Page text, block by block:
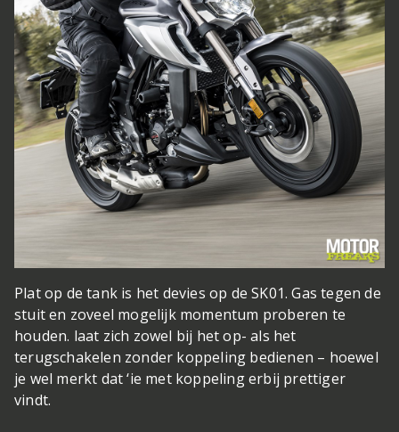
Plat op de tank is het devies op de SK01. Gas tegen de
stuit en zoveel mogelijk momentum proberen te
houden. laat zich zowel bij het op- als het
terugschakelen zonder koppeling bedienen – hoewel
je wel merkt dat ‘ie met koppeling erbij prettiger
vindt.